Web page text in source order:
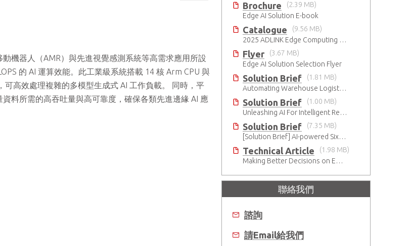
機器人（AMR）與先進視覺感測系統等高需求應用所設
的 AI 運算效能。此工業級系統搭載 14 核 Arm CPU 與
可高效處理複雜的多模型生成式 AI 工作負載。 同時，平
料所需的高吞吐量與高可靠度，確保各類先進邊緣 AI 應
Brochure
(2.39 MB)
Edge AI Solution E-book
Catalogue
(9.56 MB)
2025 ADLINK Edge Computing Platforms Catalog
Flyer
(3.67 MB)
Edge AI Solution Selection Flyer
Solution Brief
(1.81 MB)
Automating Warehouse Logistics with AI
Solution Brief
(1.00 MB)
Unleashing AI For Intelligent Retail Experience
Solution Brief
(7.35 MB)
[Solution Brief] AI-powered Six-Sided Product Case Inspection
Technical Article
(1.98 MB)
Making Better Decisions on Embedded Devices with Edge Video Analysis (EVA)
聯絡我們
諮詢
請Email給我們